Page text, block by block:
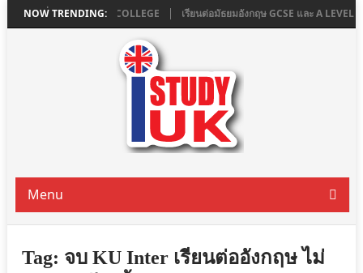
NOW TRENDING:
ที่ ASHBOURNE COLLEGE เรียนต่อมัธยมอังกฤษ GCSE และ A LEVEL
Menu
Tag: จบ KU Inter เรียนต่ออังกฤษ ไม่